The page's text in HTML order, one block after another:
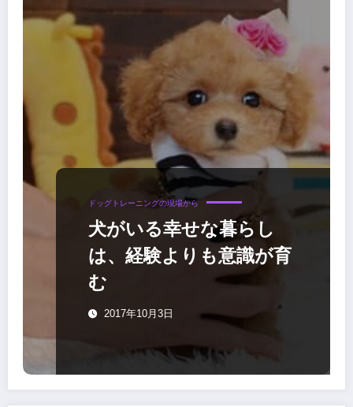
ドッグトレーニングの現場から
犬がいる幸せな暮らし
は、経験よりも意識が育
む
2017年10月3日